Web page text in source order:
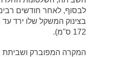
לבסוף, לאחר חודשים
172 ס"מ).
המקרה המפוברק